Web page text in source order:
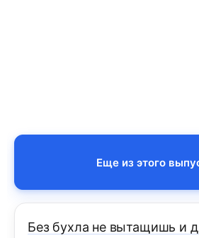
Еще из этого
Без бухла не вытащишь и